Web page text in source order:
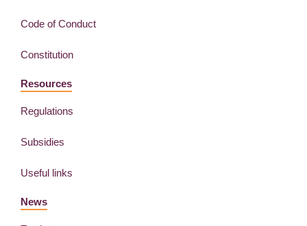
Code of Conduct
Constitution
Resources
Regulations
Subsidies
Useful links
News